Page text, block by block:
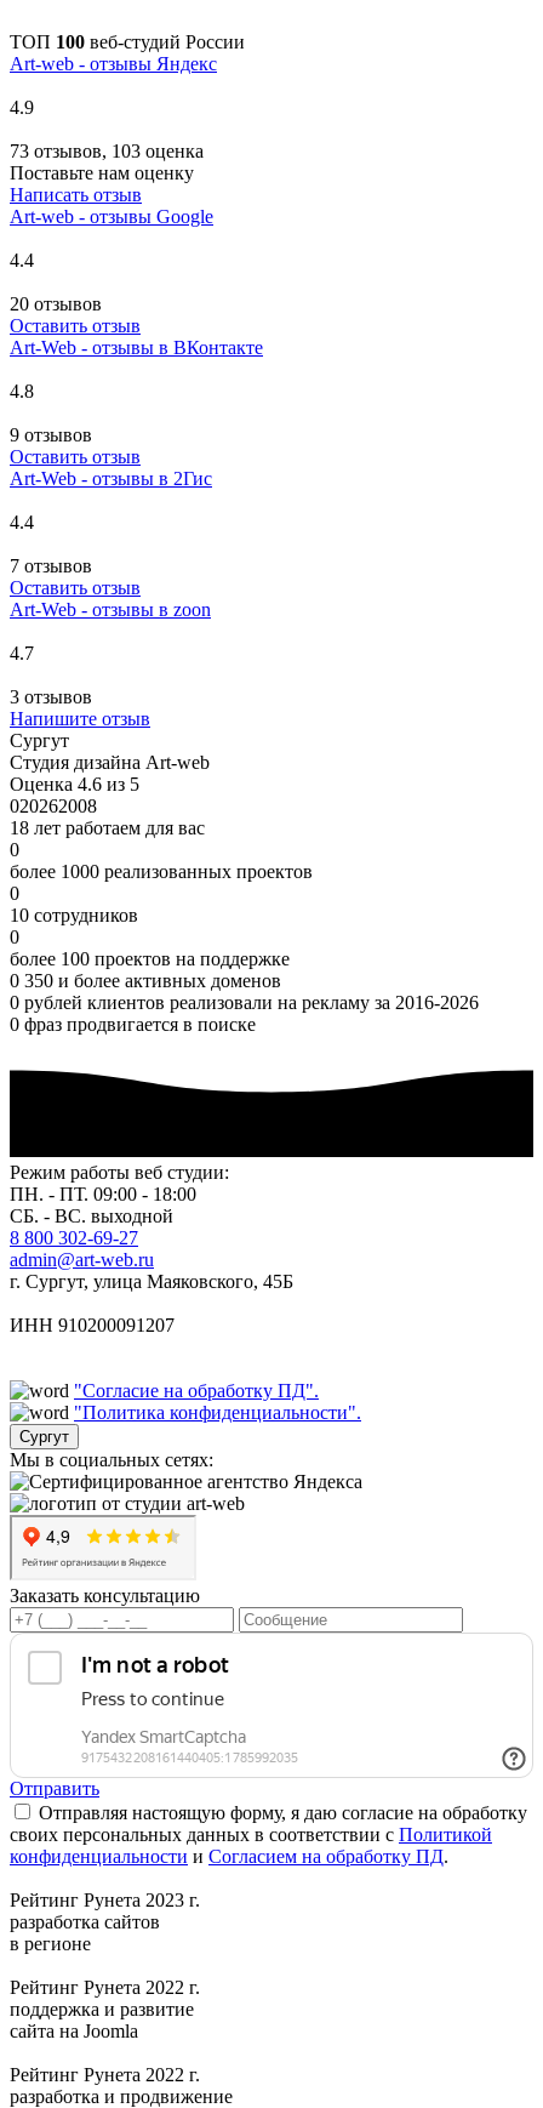
ТОП 100 веб-студий России
Art-web - отзывы Яндекс
4.9
73 отзывов, 103 оценка
Поставьте нам оценку
Написать отзыв
Art-web - отзывы Google
4.4
20 отзывов
Оставить отзыв
Art-Web - отзывы в ВКонтакте
4.8
9 отзывов
Оставить отзыв
Art-Web - отзывы в 2Гис
4.4
7 отзывов
Оставить отзыв
Art-Web - отзывы в zoon
4.7
3 отзывов
Напишите отзыв
Сургут
Студия дизайна Art-web
Оценка 4.6 из 5
020262008
18 лет работаем для вас
0
более 1000 реализованных проектов
0
10 сотрудников
0
более 100 проектов на поддержке
0 350 и более активных доменов
0 рублей клиентов реализовали на рекламу за 2016-2026
0 фраз продвигается в поиске
Режим работы веб студии:
ПН. - ПТ. 09:00 - 18:00
СБ. - ВС. выходной
8 800 302-69-27
admin@art-web.ru
г. Сургут, улица Маяковского, 45Б
ИНН 910200091207
"Согласие на обработку ПД".
"Политика конфиденциальности".
Сургут
Мы в социальных сетях:
Заказать консультацию
Отправить
Отправляя настоящую форму, я даю согласие на обработку
своих персональных данных в соответствии с Политикой
конфиденциальности и Согласием на обработку ПД.
Рейтинг Рунета 2023 г.
разработка сайтов
в регионе
Рейтинг Рунета 2022 г.
поддержка и развитие
сайта на Joomla
Рейтинг Рунета 2022 г.
разработка и продвижение